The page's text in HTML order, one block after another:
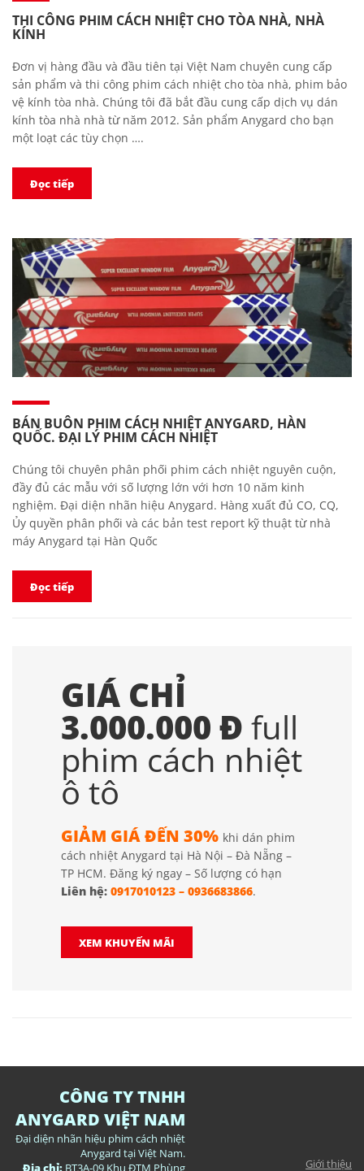
THI CÔNG PHIM CÁCH NHIỆT CHO TÒA NHÀ, NHÀ
KÍNH
Đơn vị hàng đầu và đầu tiên tại Việt Nam chuyên cung cấp
sản phẩm và thi công phim cách nhiệt cho tòa nhà, phim bảo
vệ kính tòa nhà. Chúng tôi đã bắt đầu cung cấp dịch vụ dán
kính tòa nhà nhà từ năm 2012. Sản phẩm Anygard cho bạn
một loạt các tùy chọn ….
Đọc tiếp
BÁN BUÔN PHIM CÁCH NHIỆT ANYGARD, HÀN
QUỐC. ĐẠI LÝ PHIM CÁCH NHIỆT
Chúng tôi chuyên phân phối phim cách nhiệt nguyên cuộn,
đầy đủ các mẫu với số lượng lớn với hơn 10 năm kinh
nghiệm. Đại diện nhãn hiệu Anygard. Hàng xuất đủ CO, CQ,
Ủy quyền phân phối và các bản test report kỹ thuật từ nhà
máy Anygard tại Hàn Quốc
Đọc tiếp
GIÁ CHỈ
3.000.000 Đ full
phim cách nhiệt
ô tô
GIẢM GIÁ ĐẾN 30% khi dán phim
cách nhiệt Anygard tại Hà Nội – Đà Nẵng –
TP HCM. Đăng ký ngay – Số lượng có hạn
Liên hệ: 0917010123 – 0936683866.
XEM KHUYẾN MÃI
CÔNG TY TNHH
ANYGARD VIỆT NAM
Đại diện nhãn hiệu phim cách nhiệt
Anygard tại Việt Nam.
Địa chỉ: BT3A-09 Khu ĐTM Phùng Giới thiệu